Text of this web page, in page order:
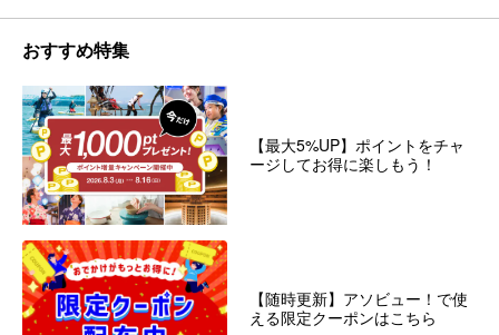
おすすめ特集
【最大5%UP】ポイントをチャ
ージしてお得に楽しもう！
【随時更新】アソビュー！で使
える限定クーポンはこちら